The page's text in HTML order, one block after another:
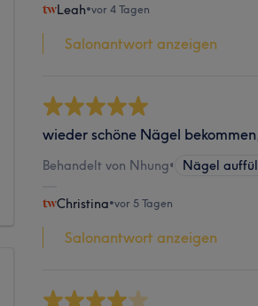
Leah•vor 4 Tagen
Salonantwort anzeigen
wieder schöne Nägel
Behandelt von Nhung• Nägel
Christina•vor 5 Tagen
Salonantwort anzeigen